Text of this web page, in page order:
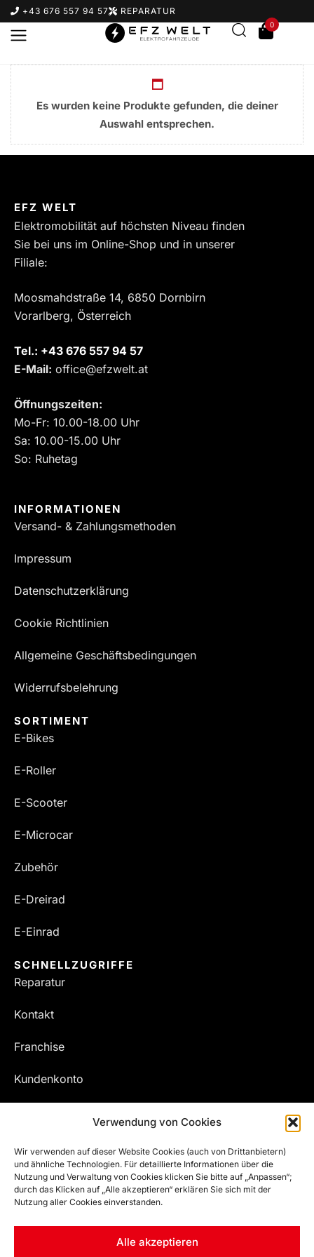
Verwendung von Cookies
Wir verwenden auf dieser Website Cookies (auch von Drittanbietern)
und ähnliche Technologien. Für detaillierte Informationen über die
Nutzung und Verwaltung von Cookies klicken Sie bitte auf „Anpassen“;
durch das Klicken auf „Alle akzeptieren“ erklären Sie sich mit der
Nutzung aller Cookies einverstanden.
Alle akzeptieren
+43 676 557 94 57 REPARATUR
0
Es wurden keine Produkte gefunden, die deiner
Auswahl entsprechen.
EFZ WELT
Elektromobilität auf höchsten Niveau finden
Sie bei uns im Online-Shop und in unserer
Filiale:
Moosmahdstraße 14, 6850 Dornbirn
Vorarlberg, Österreich
Tel.: ‎+43 676 557 94 57
E-Mail: office@efzwelt.at
Öffnungszeiten:
Mo-Fr: 10.00-18.00 Uhr
Sa: 10.00-15.00 Uhr
So: Ruhetag
INFORMATIONEN
Versand- & Zahlungsmethoden
Impressum
Datenschutzerklärung
Cookie Richtlinien
Allgemeine Geschäftsbedingungen
Widerrufsbelehrung
SORTIMENT
E-Bikes
E-Roller
E-Scooter
E-Microcar
Zubehör
E-Dreirad
E-Einrad
SCHNELLZUGRIFFE
Reparatur
Kontakt
Franchise
Kundenkonto